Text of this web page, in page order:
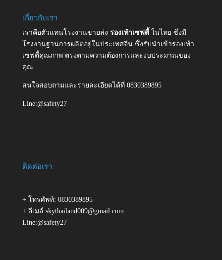
เกี่ยวกับเรา
เราคือตัวแทนโรงงานขายส่ง รองเท้าเซฟตี้ ในไทย ซึ่งมี
โรงงานฐานการผลิตอยู่ในประเทศจีน ซึ่งรับนำเข้ารองเท้า
เซฟตี้คุณภาพ ตรงตามความต้องการและงบประมาณของ
คุณ
สนใจสอบถามและรายละเอียดได้ที่ 0830389895
Line:@safety27
ติดต่อเรา
+ โทรศัพท์: 0830389895
+ อีเมล์:skythailand009@gmail.com
Line:@safety27